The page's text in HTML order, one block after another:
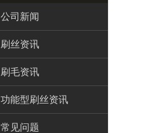
公司新闻
刷丝资讯
刷毛资讯
功能型刷丝资讯
常见问题